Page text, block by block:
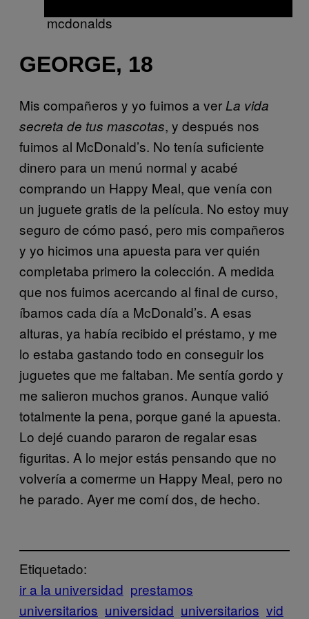
GEORGE, 18
Mis compañeros y yo fuimos a verLa vida
secreta de tus mascotas, y después nos
fuimos al McDonald’s. No tenía suficiente
dinero para un menú normal y acabé
comprando un Happy Meal, que venía con
un juguete gratis de la película. No estoy muy
seguro de cómo pasó, pero mis compañeros
y yo hicimos una apuesta para ver quién
completaba primero la colección. A medida
que nos fuimos acercando al final de curso,
íbamos cada día a McDonald’s. A esas
alturas, ya había recibido el préstamo, y me
lo estaba gastando todo en conseguir los
juguetes que me faltaban. Me sentía gordo y
me salieron muchos granos. Aunque valió
totalmente la pena, porque gané la apuesta.
Lo dejé cuando pararon de regalar esas
figuritas. A lo mejor estás pensando que no
volvería a comerme un Happy Meal, pero no
he parado. Ayer me comí dos, de hecho.
Etiquetado:
ir a la universidad prestamos
universitarios universidad universitarios vid